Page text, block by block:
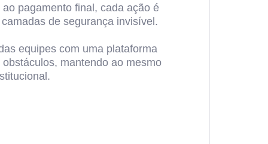
pagamento final, cada ação é
de segurança invisível.
equipes com uma plataforma
mantendo ao mesmo